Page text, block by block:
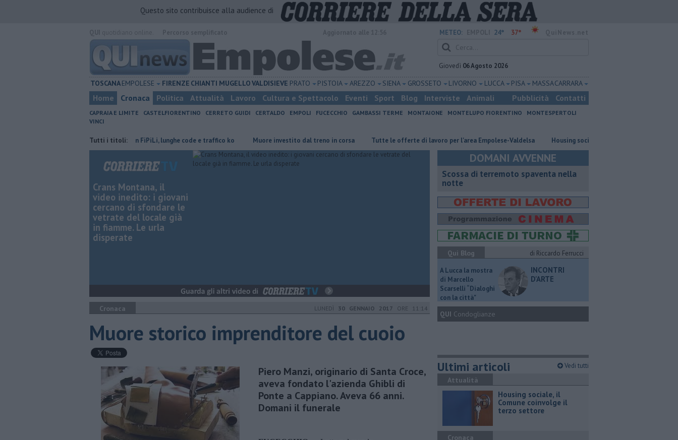
Questo sito contribuisce alla audience di
METEO: 24° 37°
Giovedì 06 Agosto 2026
TOSCANAEMPOLESE FIRENZE CHIANTI MUGELLOVALDISIEVE PRATO PISTOIA AREZZO SIENA GROSSETO LIVORNO LUCCA PISA MASSA CARRARA
Home Cronaca Politica Attualità Lavoro Cultura e Spettacolo Eventi Sport Blog Interviste Animali Pubblicità Contatti
CAPRAIA E LIMITE CASTELFIORENTINO CERRETO GUIDI CERTALDO EMPOLI FUCECCHIO GAMBASSI TERME MONTAIONE MONTELUPO FIORENTINO
MONTESPERTOLI
VINCI
Tutti i titoli:
Incidente in FiPiLi, lunghe code e traffico ko Muore investito dal treno in corsa ​Tutte le offerte di lavoro per l'area Empolese-Valdelsa ​Housing sociale, il Comune coinvolge il terzo
Crans Montana, il
video inedito: i giovani
cercano di sfondare le
vetrate del locale già
in fiamme. Le urla
disperate
Cronaca LUNEDÌ 30 GENNAIO 2017 ORE 11:14
Muore storico imprenditore del cuoio
Piero Manzi, originario di Santa Croce,
aveva fondato l'azienda Ghibli di
Ponte a Cappiano. Aveva 66 anni.
Domani il funerale
DOMANI AVVENNE
Scossa di terremoto spaventa nella
notte
Qui Blog
di Riccardo Ferrucci
A Lucca la mostra
di Marcello
Scarselli “Dialoghi
con la città"
INCONTRI
D'ARTE
QUI Condoglianze
Ultimi articoli Vedi tutti
Attualità
​Housing sociale, il
Comune coinvolge il
terzo settore
Cronaca